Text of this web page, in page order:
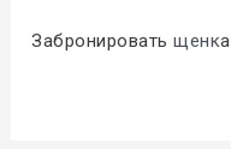
Забронироватьщенка